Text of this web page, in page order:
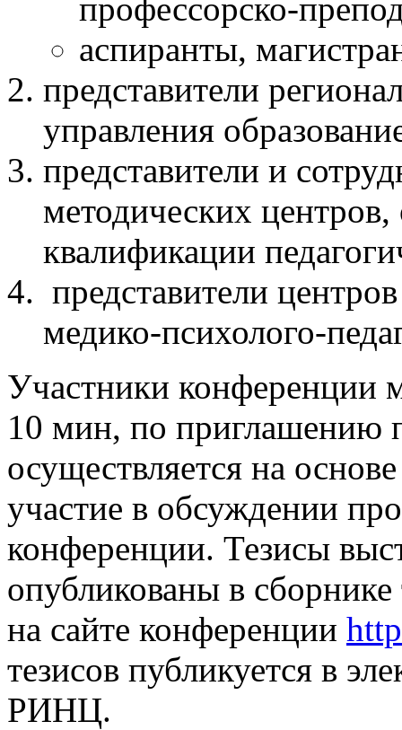
профессорско-
аспиранты,
представители
управления
представители и
методических
квалификации
представители
медико-психолого-
Участники конференции
10 мин, по приглашению
осуществляется на
участие в обсуждении
конференции. Тезисы
опубликованы в
на сайте конференции
тезисов публикуется в
РИНЦ.